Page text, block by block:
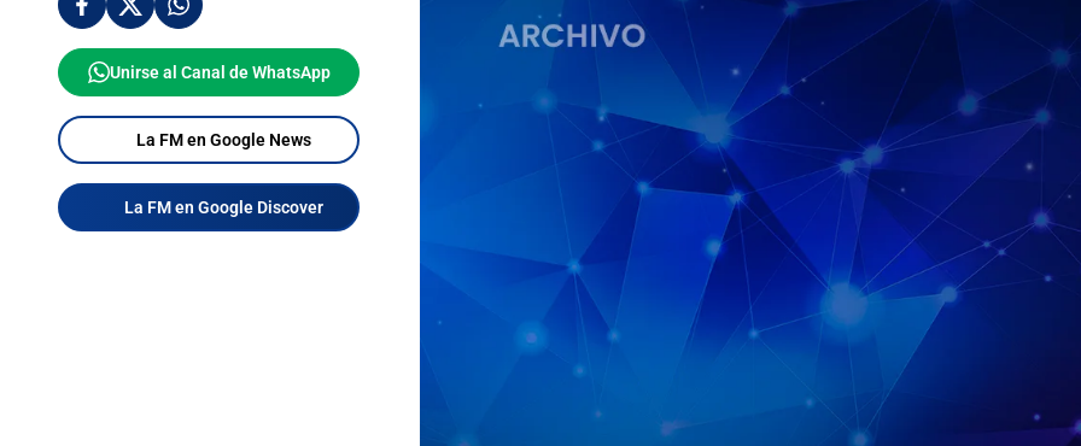
Unirse al Canal de WhatsApp
La FM en Google News
La FM en Google Discover